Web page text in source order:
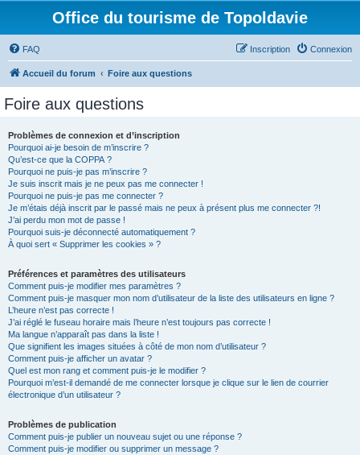
Office du tourisme de Topoldavie
FAQ Connexion
Inscription
Accueil du forum Foire aux questions
Foire aux questions
Problèmes de connexion et d’inscription
Pourquoi ai-je besoin de m’inscrire ?
Qu’est-ce que la COPPA ?
Pourquoi ne puis-je pas m’inscrire ?
Je suis inscrit mais je ne peux pas me connecter !
Pourquoi ne puis-je pas me connecter ?
Je m’étais déjà inscrit par le passé mais ne peux à présent plus me connecter ?!
J’ai perdu mon mot de passe !
Pourquoi suis-je déconnecté automatiquement ?
À quoi sert « Supprimer les cookies » ?
Préférences et paramètres des utilisateurs
Comment puis-je modifier mes paramètres ?
Comment puis-je masquer mon nom d’utilisateur de la liste des utilisateurs en ligne ?
L’heure n’est pas correcte !
J’ai réglé le fuseau horaire mais l’heure n’est toujours pas correcte !
Ma langue n’apparaît pas dans la liste !
Que signifient les images situées à côté de mon nom d’utilisateur ?
Comment puis-je afficher un avatar ?
Quel est mon rang et comment puis-je le modifier ?
Pourquoi m’est-il demandé de me connecter lorsque je clique sur le lien de courrier
électronique d’un utilisateur ?
Problèmes de publication
Comment puis-je publier un nouveau sujet ou une réponse ?
Comment puis-je modifier ou supprimer un message ?